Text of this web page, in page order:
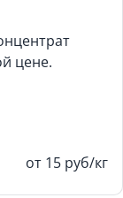
цене.
от 15 руб/кг